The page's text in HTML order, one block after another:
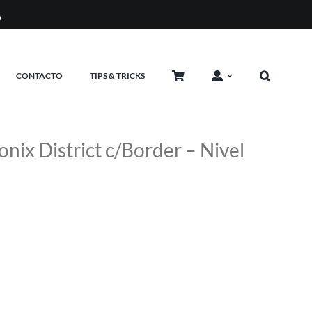
CONTACTO TIPS & TRICKS
District c/Border – Nivel